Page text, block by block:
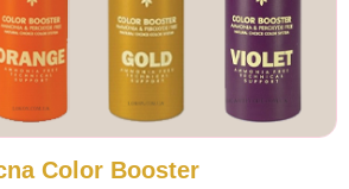
Color Booster